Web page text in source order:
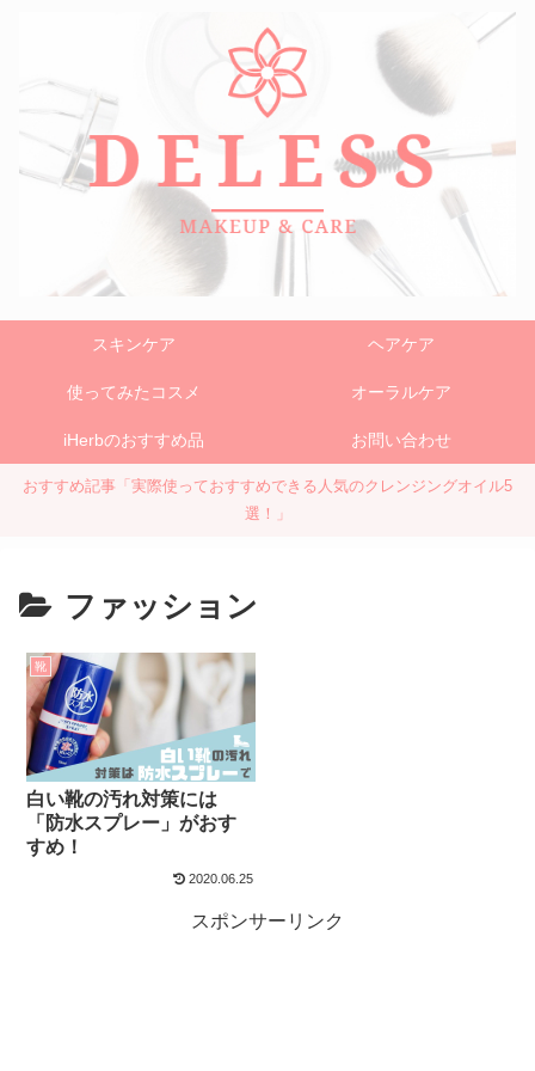
スキンケア ヘアケア
使ってみたコスメ オーラルケア
iHerbのおすすめ品 お問い合わせ
おすすめ記事「実際使っておすすめできる人気のクレンジングオイル5
選！」
ファッション
靴
白い靴の汚れ対策には
「防水スプレー」がおす
すめ！
2020.06.25
スポンサーリンク